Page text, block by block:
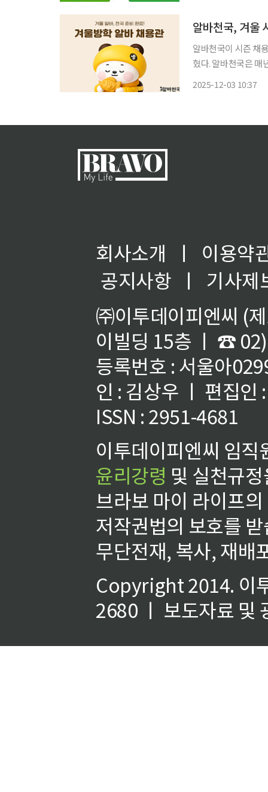
알바천국, 겨울
알바천국이 시즌 채
혔다. 알바천국은 매년 시기별 구직 수요에 맞춰 다양한 시즌 채용관을 운영해 왔다. 올해도
2025-12-03 10:37
회사소개 ㅣ
이용약
공지사항
ㅣ
기사제
㈜이투데이피엔씨 (
이빌딩 15층 ㅣ ☎
등록번호 : 서울아
인 : 김상우 ㅣ 편집인
ISSN : 2951-4681
이투데이피엔씨 임
윤리강령 및 실천규
브라보 마이 라이프
저작권법의 보호를
무단전재, 복사, 재배
Copyright 2014. 이
2680 ㅣ 보도자료